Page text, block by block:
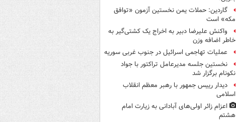
گاردین: حملات یمن نخستین آزمون «توافق
مکه» است
واکنش علیرضا دبیر به اخراج یک کشتی‌گیر به
خاطر اضافه وزن
عملیات تهاجمی اسرائیل در جنوب غربی سوریه
نخستین جلسه مدیرعامل تراکتور با جواد
نکونام برگزار شد
دیدار رییس جمهور با رهبر معظم انقلاب
اسلامی
اعزام زائر اولی‌های آبادانی به زیارت امام
هشتم